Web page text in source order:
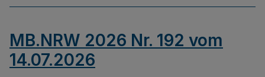
MB.NRW 2026 Nr. 192 vom
14.07.2026